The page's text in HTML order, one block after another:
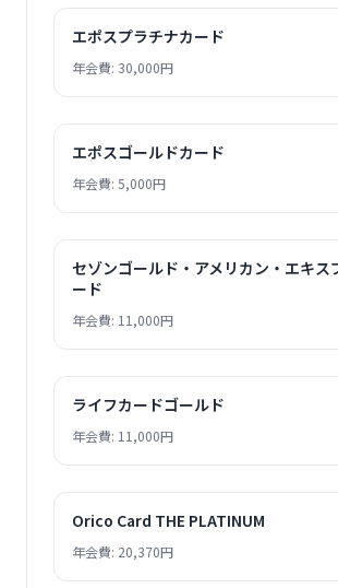
エポスプラチナカード
年会費: 30,000円
エポスゴールドカード
年会費: 5,000円
セゾンゴールド・アメリカン・エキス
ード
年会費: 11,000円
ライフカードゴールド
年会費: 11,000円
Orico Card THE PLATINUM
年会費: 20,370円